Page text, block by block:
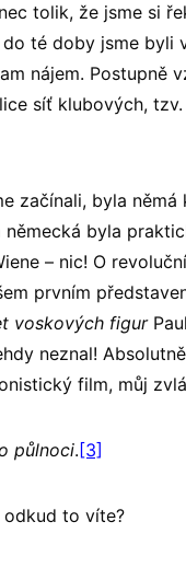
tolik, že jsme si
té doby jsme byli
nájem. Postupně
síť klubových,
začínali, byla
německá byla
– nic! O
prvním
voskových figur
neznal!
film, můj
půlnoci. [3]
odkud to víte?